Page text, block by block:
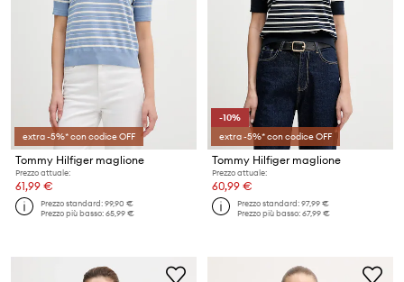
extra -5%* con codice OFF
Tommy Hilfiger maglione
Prezzo attuale:
61,99 €
Prezzo standard:99,90 €
Prezzo più basso:65,99 €
-10%
extra -5%* con codice OFF
Tommy Hilfiger maglione
Prezzo attuale:
60,99 €
Prezzo standard:97,99 €
Prezzo più basso:67,99 €